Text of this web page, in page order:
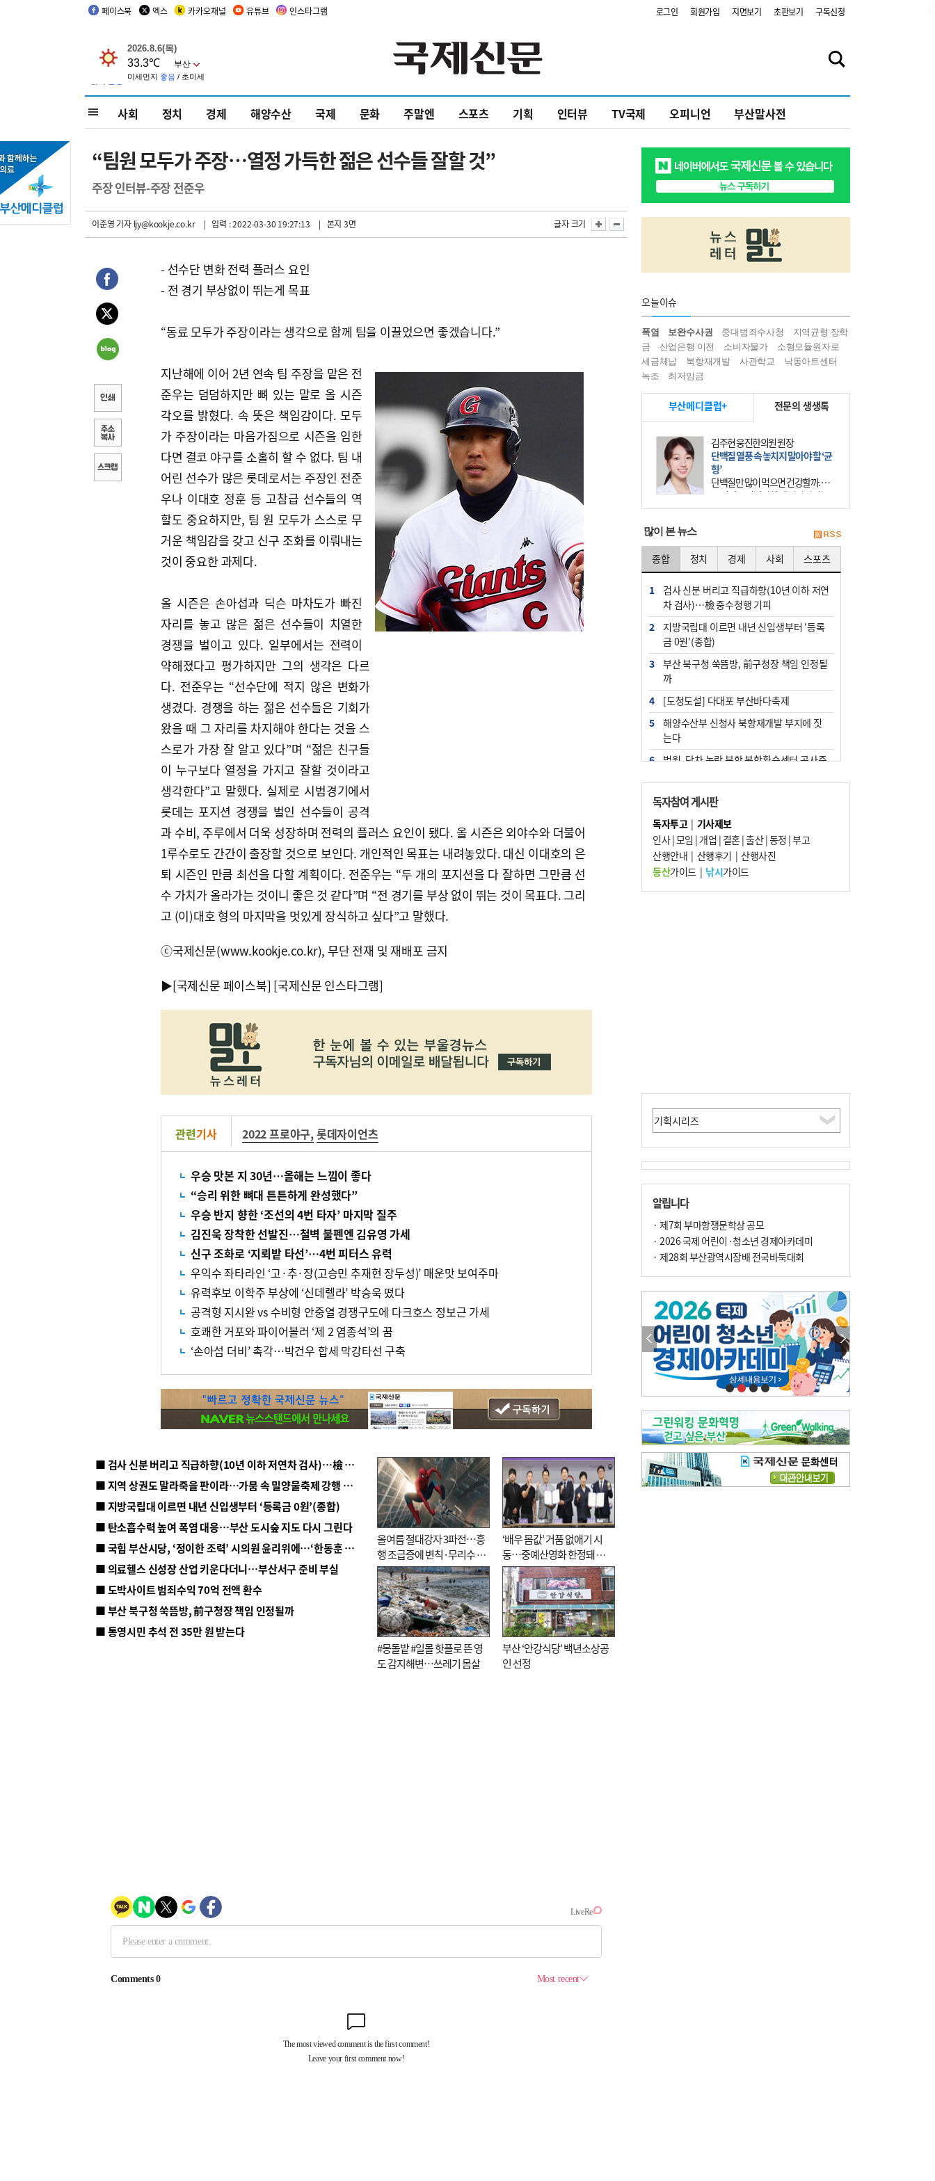
페이스북 엑스 카카오채널 유튜브 인스타그램 로그인 회원가입 지면보기 초판보기 구독신청
사회 정치 경제 해양수산 국제 문화 주말엔 스포츠 기획 인터뷰 TV국제 오피니언 부산말사전
“팀원 모두가 주장…열정 가득한 젊은 선수들 잘할 것”
주장 인터뷰-주장 전준우
이준영 기자ljy@kookje.co.kr | 입력 : 2022-03-30 19:27:13 | 본지 3면 글자 크기
- 선수단 변화 전력 플러스 요인
- 전 경기 부상없이 뛰는게 목표
“동료 모두가 주장이라는 생각으로 함께 팀을 이끌었으면 좋겠습니다.”
지난해에 이어 2년 연속 팀 주장을 맡은 전
준우는 덤덤하지만 뼈 있는 말로 올 시즌
각오를 밝혔다. 속 뜻은 책임감이다. 모두
가 주장이라는 마음가짐으로 시즌을 임한
다면 결코 야구를 소홀히 할 수 없다. 팀 내
어린 선수가 많은 롯데로서는 주장인 전준
우나 이대호 정훈 등 고참급 선수들의 역
할도 중요하지만, 팀 원 모두가 스스로 무
거운 책임감을 갖고 신구 조화를 이뤄내는
것이 중요한 과제다.
올 시즌은 손아섭과 딕슨 마차도가 빠진
자리를 놓고 많은 젊은 선수들이 치열한
경쟁을 벌이고 있다. 일부에서는 전력이
약해졌다고 평가하지만 그의 생각은 다르
다. 전준우는 “선수단에 적지 않은 변화가
생겼다. 경쟁을 하는 젊은 선수들은 기회가
왔을 때 그 자리를 차지해야 한다는 것을 스
스로가 가장 잘 알고 있다”며 “젊은 친구들
이 누구보다 열정을 가지고 잘할 것이라고
생각한다”고 말했다. 실제로 시범경기에서
롯데는 포지션 경쟁을 벌인 선수들이 공격
과 수비, 주루에서 더욱 성장하며 전력의 플러스 요인이 됐다. 올 시즌은 외야수와 더불어
1루수로도 간간이 출장할 것으로 보인다. 개인적인 목표는 내려놓았다. 대신 이대호의 은
퇴 시즌인 만큼 최선을 다할 계획이다. 전준우는 “두 개의 포지션을 다 잘하면 그만큼 선
수 가치가 올라가는 것이니 좋은 것 같다”며 “전 경기를 부상 없이 뛰는 것이 목표다. 그리
고 (이)대호 형의 마지막을 멋있게 장식하고 싶다”고 말했다.
ⓒ국제신문(www.kookje.co.kr), 무단 전재 및 재배포 금지
▶[국제신문 페이스북] [국제신문 인스타그램]
관련기사 2022 프로야구,롯데자이언츠
우승 맛본 지 30년…올해는 느낌이 좋다
“승리 위한 뼈대 튼튼하게 완성했다”
우승 반지 향한 ‘조선의 4번 타자’ 마지막 질주
김진욱 장착한 선발진…철벽 불펜엔 김유영 가세
신구 조화로 ‘지뢰밭 타선’…4번 피터스 유력
우익수 좌타라인 ‘고·추·장(고승민 추재현 장두성)’ 매운맛 보여주마
유력후보 이학주 부상에 ‘신데렐라’ 박승욱 떴다
공격형 지시완 vs 수비형 안중열 경쟁구도에 다크호스 정보근 가세
호쾌한 거포와 파이어볼러 ‘제 2 염종석’의 꿈
‘손아섭 더비’ 촉각…박건우 합세 막강타선 구축
■ 검사 신분 버리고 직급하향(10년 이하 저연차 검사)…檢 중수청행 기피
■ 지역 상권도 말라죽을 판이라…가뭄 속 밀양물축제 강행 논란
■ 지방국립대 이르면 내년 신입생부터 ‘등록금 0원’(종합)
■ 탄소흡수력 높여 폭염 대응…부산 도시숲 지도 다시 그린다
■ 국힘 부산시당, ‘정이한 조력’ 시의원 윤리위에…‘한동훈 지지’도 신고접수
■ 의료헬스 신성장 산업 키운다더니…부산서구 준비 부실
■ 도박사이트 범죄수익 70억 전액 환수
■ 부산 북구청 쑥뜸방, 前구청장 책임 인정될까
■ 통영시민 추석 전 35만 원 받는다
올여름 절대강자 3파전…흥
행 조급증에 변칙·무리수 마
케팅도
‘배우 몸값’ 거품 없애기 시
동…중예산영화 한정돼 실
효성 의문도
#몽돌밭 #일몰 핫플로 뜬 영
도 감지해변…쓰레기 몸살
부산 ‘안강식당’ 백년소상공
인 선정
오늘이슈
폭염 보완수사권 중대범죄수사청
지역균형 장학
금
산업은행 이전 소비자물가
소형모듈원자로
세금체납
북항재개발 사관학교
낙동아트센터
녹조
최저임금
부산메디클럽+ 전문의 생생톡
김주현 웅진한의원 원장
단백질 열풍 속 놓치지 말아야 할 ‘균
형’
단백질만 많이 먹으면 건강할까. 요
즘 건강을 이야기할 때 빠지지 않는
키워드가 단백질이다. 헬스장을 다니
많이 본 뉴스
종합 정치 경제 사회 스포츠
1
검사 신분 버리고 직급하향(10년 이하 저연
차 검사)…檢 중수청행 기피
2
지방국립대 이르면 내년 신입생부터 ‘등록
금 0원’(종합)
3
부산 북구청 쑥뜸방, 前구청장 책임 인정될
까
4
[도청도설] 다대포 부산바다축제
5
해양수산부 신청사 북항재개발 부지에 짓
는다
6
법원, 단차 논란 북항 복합환승센터 공사중
7
지역 상권도 말라죽을 판이라…가뭄 속 밀
양물축제 강행 논란
8
통영시민 추석 전 35만 원 받는다
9
부산 철강공장 50대 노동자 추락사
10 국힘 부산시당, ‘정이한 조력’ 시의원 윤리
위에…‘한동훈 지지’도 신고접수
독자참여 게시판
독자투고| 기사제보
인사|모임 | 개업 | 결혼|출산|동정 |부고
산행안내 | 산행후기 | 산행사진
등산가이드| 낚시가이드
알립니다
· 제7회 부마항쟁문학상 공모
· 2026 국제 어린이·청소년 경제아카데미
· 제28회 부산광역시장배 전국바둑대회